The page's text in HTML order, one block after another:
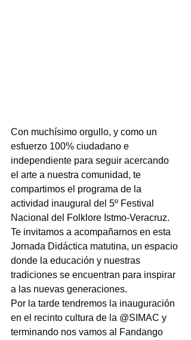
Con muchísimo orgullo, y como un
esfuerzo 100% ciudadano e
independiente para seguir acercando
el arte a nuestra comunidad, te
compartimos el programa de la
actividad inaugural del 5º Festival
Nacional del Folklore Istmo-Veracruz.
Te invitamos a acompañarnos en esta
Jornada Didáctica matutina, un espacio
donde la educación y nuestras
tradiciones se encuentran para inspirar
a las nuevas generaciones.
Por la tarde tendremos la inauguración
en el recinto cultura de la @SIMAC y
terminando nos vamos al Fandango